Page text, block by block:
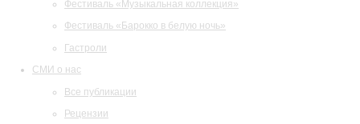
Фестиваль «Музыкальная коллекция»
Фестиваль «Барокко в белую ночь»
Гастроли
СМИ о нас
Все публикации
Рецензии